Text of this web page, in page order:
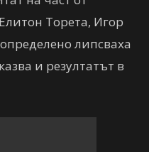
Торета, Игор
липсваха
и резултатът в